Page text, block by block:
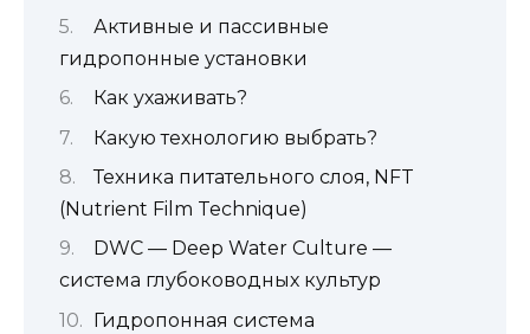
Активные и пассивные
гидропонные установки
Как ухаживать?
Какую технологию выбрать?
Техника питательного слоя, NFT
(Nutrient Film Technique)
DWC — Deep Water Culture —
система глубоководных культур
Гидропонная система